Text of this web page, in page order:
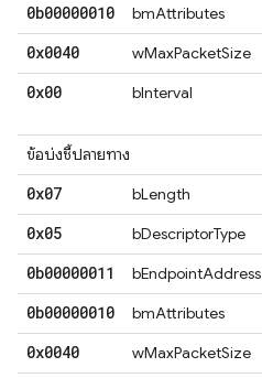
0b00000010 bmAttributes
0x0040 wMaxPacketSize
0x00 bInterval
ข้อบ่งชี้ปลายทาง
0x07 bLength
0x05 bDescriptorType
0b00000011 bEndpointAddress
0b00000010 bmAttributes
0x0040 wMaxPacketSize